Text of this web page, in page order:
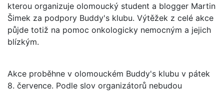
kterou organizuje olomoucký student a blogger Martin
Šimek za podpory Buddy's klubu. Výtěžek z celé akce
půjde totiž na pomoc onkologicky nemocným a jejich
blízkým.
Akce proběhne v olomouckém Buddy's klubu v pátek
8. července. Podle slov organizátorů nebudou